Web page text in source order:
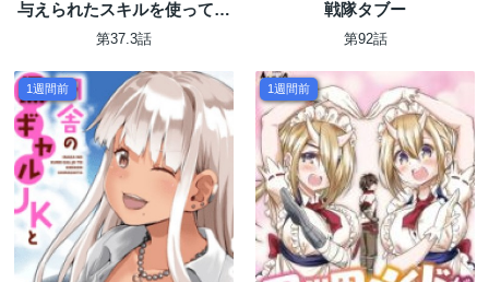
与えられたスキルを使って稼
いで異世界美女達とイチャイ
第37.3話
戦隊タブー
第92話
1週間前 1週間前